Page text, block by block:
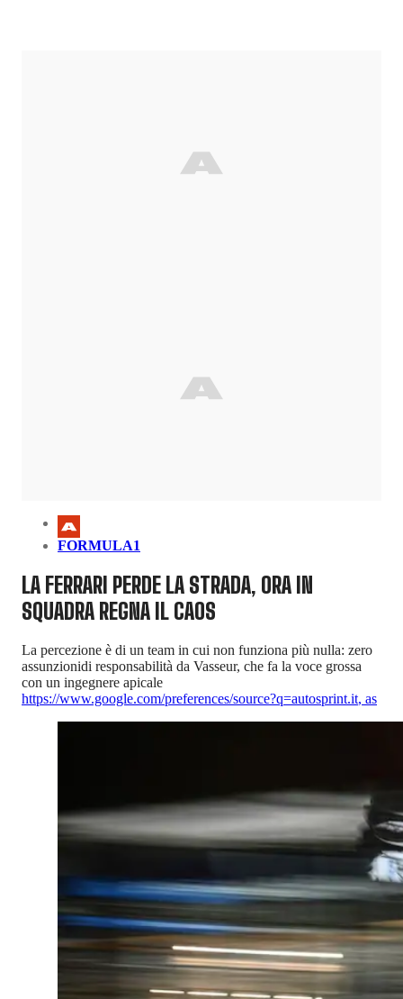
FORMULA1
LA FERRARI PERDE LA STRADA, ORA IN
SQUADRA REGNA IL CAOS
La percezione è di un team in cui non funziona più nulla: zero
assunzionidi responsabilità da Vasseur, che fa la voce grossa
con un ingegnere apicale
https://www.google.com/preferences/source?q=autosprint.it, as